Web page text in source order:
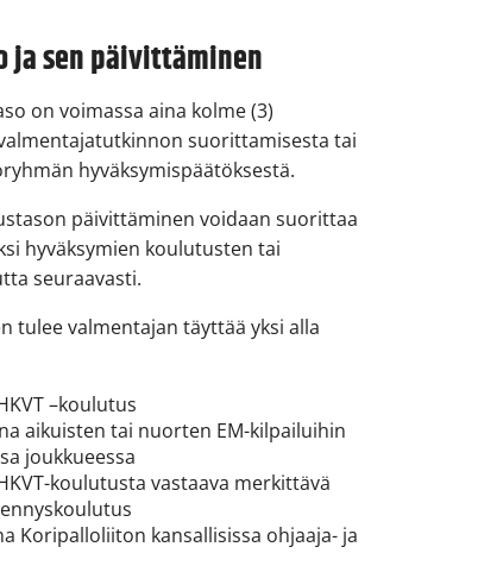
ja sen päivittäminen
on voimassa aina kolme (3)
suorittamisesta tai
hyväksymispäätöksestä.
päivittäminen voidaan suorittaa
hyväksymien koulutusten tai
seuraavasti.
tulee valmentajan täyttää yksi alla
–koulutus
aikuisten tai nuorten EM-kilpailuihin
joukkueessa
koulutusta vastaava merkittävä
Koripalloliiton kansallisissa ohjaaja- ja